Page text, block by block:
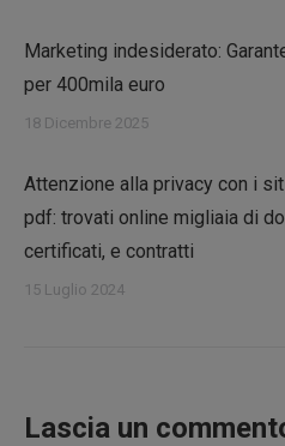
Marketing indesiderato:
per 400mila euro
18 Dicembre 2025
Attenzione alla privacy con i
pdf: trovati online migliaia di
certificati, e contratti
15 Luglio 2024
Lascia un